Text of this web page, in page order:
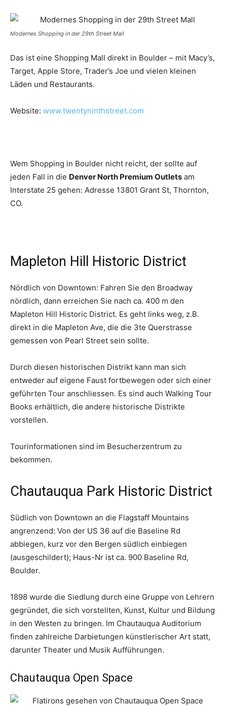
Modernes Shopping in der 29th Street Mall
Das ist eine Shopping Mall direkt in Boulder – mit Macy’s,
Target, Apple Store, Trader’s Joe und vielen kleinen
Läden und Restaurants.
Website: www.twentyninthstreet.com
Wem Shopping in Boulder nicht reicht, der sollte auf
jeden Fall in die Denver North Premium Outlets am
Interstate 25 gehen: Adresse 13801 Grant St, Thornton,
CO.
Mapleton Hill Historic District
Nördlich von Downtown: Fahren Sie den Broadway
nördlich, dann erreichen Sie nach ca. 400 m den
Mapleton Hill Historic District. Es geht links weg, z.B.
direkt in die Mapleton Ave, die die 3te Querstrasse
gemessen von Pearl Street sein sollte.
Durch diesen historischen Distrikt kann man sich
entweder auf eigene Faust fortbewegen oder sich einer
geführten Tour anschliessen. Es sind auch Walking Tour
Books erhältlich, die andere historische Distrikte
vorstellen.
Tourinformationen sind im Besucherzentrum zu
bekommen.
Chautauqua Park Historic District
Südlich von Downtown an die Flagstaff Mountains
angrenzend: Von der US 36 auf die Baseline Rd
abbiegen, kurz vor den Bergen südlich einbiegen
(ausgeschildert); Haus-Nr ist ca. 900 Baseline Rd,
Boulder.
1898 wurde die Siedlung durch eine Gruppe von Lehrern
gegründet, die sich vorstellten, Kunst, Kultur und Bildung
in den Westen zu bringen. Im Chautauqua Auditorium
finden zahlreiche Darbietungen künstlerischer Art statt,
darunter Theater und Musik Aufführungen.
Chautauqua Open Space